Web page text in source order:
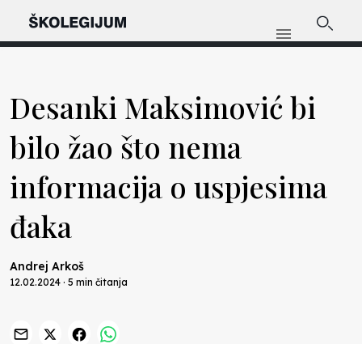
Desanki Maksimović bi
bilo žao što nema
informacija o uspjesima
đaka
Andrej Arkoš
12.02.2024 · 5 min čitanja